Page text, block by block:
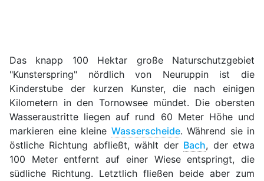
Das knapp 100 Hektar große Naturschutzgebiet
"Kunsterspring" nördlich von Neuruppin ist die
Kinderstube der kurzen Kunster, die nach einigen
Kilometern in den Tornowsee mündet. Die obersten
Wasseraustritte liegen auf rund 60 Meter Höhe und
markieren eine kleine Wasserscheide. Während sie in
östliche Richtung abfließt, wählt der Bach, der etwa
100 Meter entfernt auf einer Wiese entspringt, die
südliche Richtung. Letztlich fließen beide aber zum